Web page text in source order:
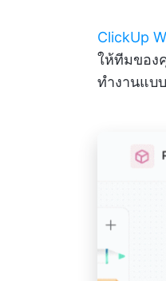
ClickUp
ให้ทีมของ
ทำงานแบ